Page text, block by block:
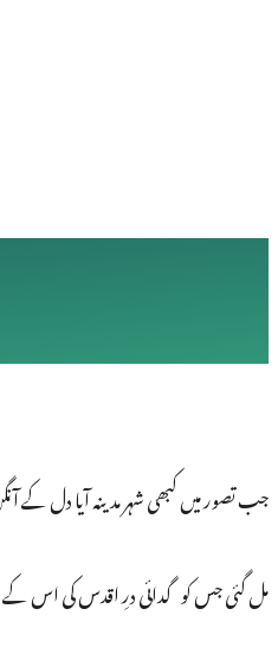
جب تصور میں کبھی شہر مدینہ آیا دل کے
مل گئی جس کو گدائی درِ اقدس کی اس کے